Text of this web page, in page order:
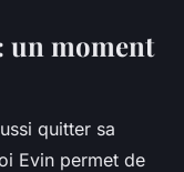
un moment
quitter sa
Evin permet de